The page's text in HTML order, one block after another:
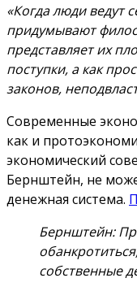
«Когда люди ведут
придумывают
представляет их
поступки, а как
законов,
Современные
как и
экономический
Бернштейн, не
денежная система.
Бернштейн:
собственные